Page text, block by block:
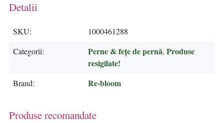
Detalii
SKU
1000461288
Categorii
Perne & fețe de pernă, Produse
resigilate!
Brand Re-bloom
Produse recomandate